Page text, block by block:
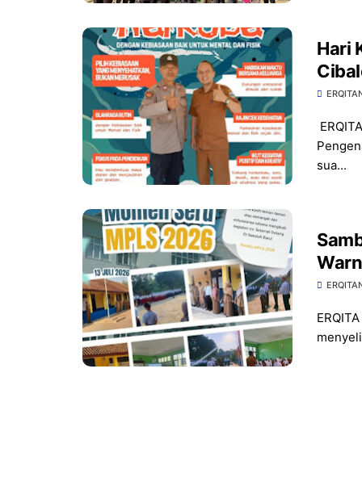
Hari
sua...